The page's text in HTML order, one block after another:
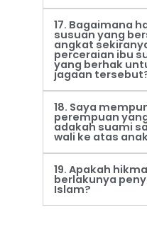
17. Bagaimana
susuan yang
angkat
perceraian ibu
yang berhak
jagaan
18. Saya
perempuan
adakah suami
wali ke atas
19. Apakah
berlakunya
Islam?